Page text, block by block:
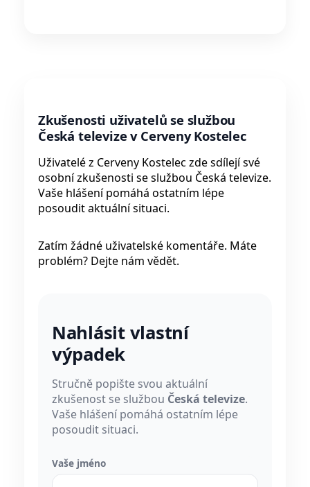
Zkušenosti uživatelů se službou
Česká televize v Cerveny Kostelec
Uživatelé z Cerveny Kostelec zde sdílejí své
osobní zkušenosti se službou Česká televize.
Vaše hlášení pomáhá ostatním lépe
posoudit aktuální situaci.
Zatím žádné uživatelské komentáře. Máte
problém? Dejte nám vědět.
Nahlásit vlastní
výpadek
Stručně popište svou aktuální
zkušenost se službou Česká televize.
Vaše hlášení pomáhá ostatním lépe
posoudit situaci.
Vaše jméno